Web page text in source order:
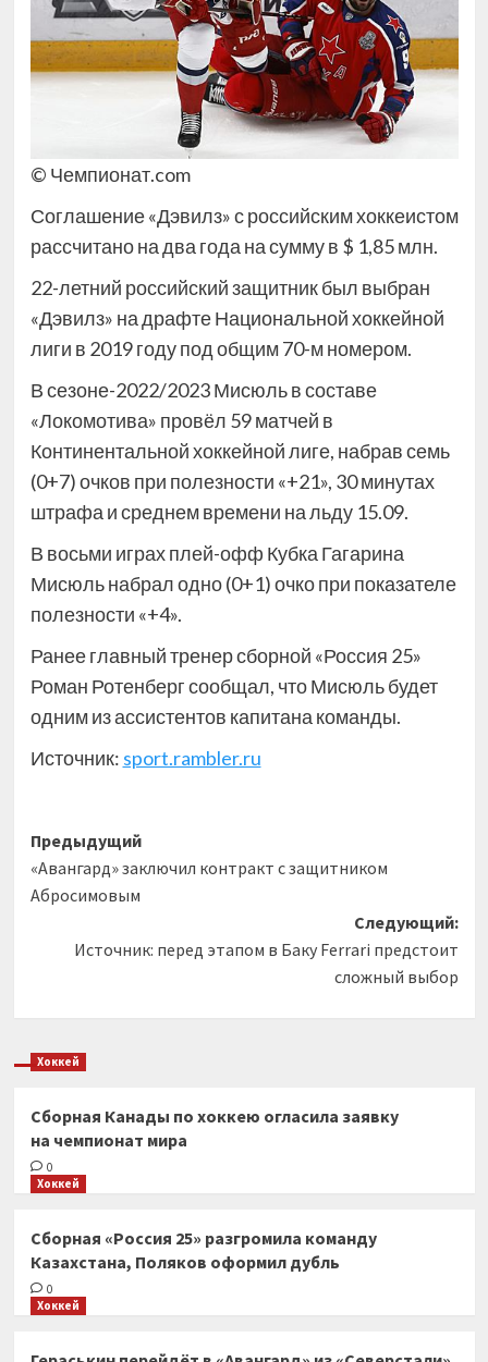
© Чемпионат.com
Соглашение «Дэвилз» с российским хоккеистом
рассчитано на два года на сумму в $ 1,85 млн.
22-летний российский защитник был выбран
«Дэвилз» на драфте Национальной хоккейной
лиги в 2019 году под общим 70-м номером.
В сезоне-2022/2023 Мисюль в составе
«Локомотива» провёл 59 матчей в
Континентальной хоккейной лиге, набрав семь
(0+7) очков при полезности «+21», 30 минутах
штрафа и среднем времени на льду 15.09.
В восьми играх плей-офф Кубка Гагарина
Мисюль набрал одно (0+1) очко при показателе
полезности «+4».
Ранее главный тренер сборной «Россия 25»
Роман Ротенберг сообщал, что Мисюль будет
одним из ассистентов капитана команды.
Источник: sport.rambler.ru
Навигация
записи
Предыдущий
«Авангард» заключил контракт с защитником
Абросимовым
Следующий:
Источник: перед этапом в Баку Ferrari предстоит
сложный выбор
Хоккей
Сборная Канады по хоккею огласила заявку
на чемпионат мира
0
Хоккей
Сборная «Россия 25» разгромила команду
Казахстана, Поляков оформил дубль
0
Хоккей